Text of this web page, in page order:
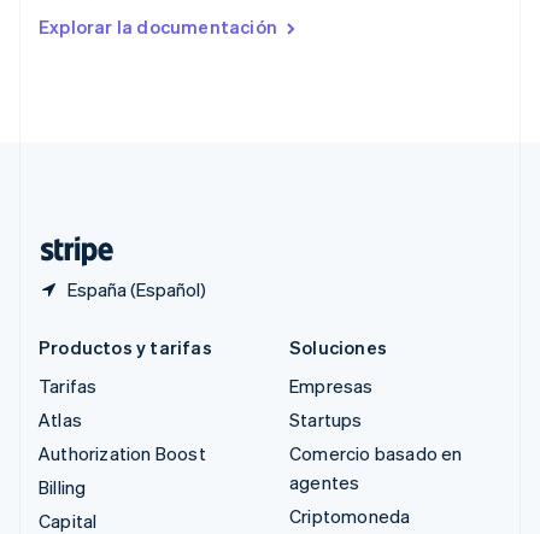
Explorar la documentación
España (Español)
English
Productos y tarifas
Tarifas
Atlas
Authorization Boost
Billing
Capital
Soluciones
Empresas
Startups
Comercio basado en
agentes
Criptomoneda